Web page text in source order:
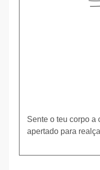
Sente o teu corpo a
apertado para